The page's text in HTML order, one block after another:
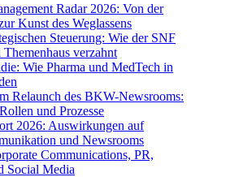
Radar 2026: Von der
Kunst des Weglassens
Steuerung: Wie der SNF
verzahnt
Wie Pharma und MedTech in
Relaunch des BKW-Newsrooms:
und Prozesse
2026: Auswirkungen auf
und Newsrooms
Communications, PR,
Social Media